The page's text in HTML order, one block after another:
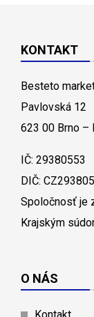
KONTAKT
Besteto
Pavlovská 12
623 00 Brno –
IČ: 29380553
DIČ:
Spoločnosť je
Krajským
O NÁS